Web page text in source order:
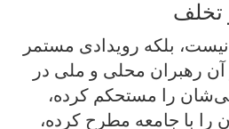
تخلف
بلکه رویدادی مستمر
رهبران محلی و ملی در
را مستحکم کرده،
را با جامعه مطرح کرده،